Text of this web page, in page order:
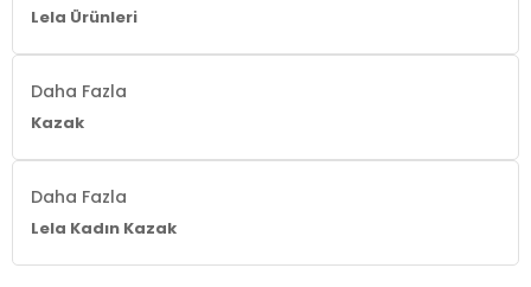
Lela Ürünleri
Daha Fazla
Kazak
Daha Fazla
Lela Kadın Kazak